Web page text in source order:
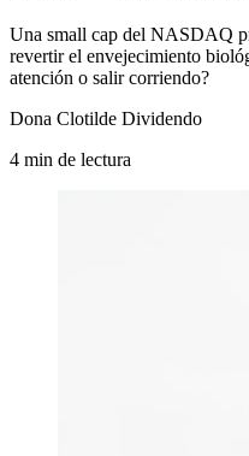
Una small cap del NASDAQ
revertir el envejecimiento
atención o salir corriendo?
Dona Clotilde Dividendo
4 min de lectura